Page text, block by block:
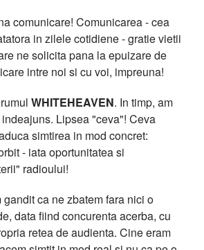
comunicare! Comunicarea - cea
in zilele cotidiene - gratie vietii
ne solicita pana la epuizare de
intre noi si cu voi, impreuna!
WHITEHEAVEN. In timp, am
Lipsea "ceva"! Ceva
simtirea in mod concret:
- iata oportunitatea si
radioului!
ca ne zbatem fara nici o
data fiind concurenta acerba, cu
retea de audienta. Cine eram